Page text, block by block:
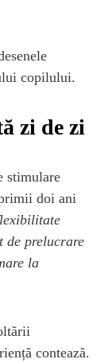
copilului.
zi de zi
stimulare
doi ani
de prelucrare
la
contează.